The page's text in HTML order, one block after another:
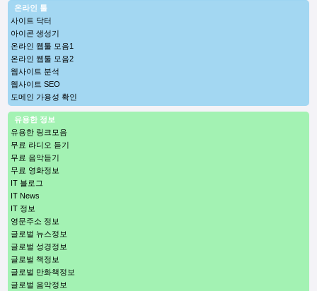
온라인 툴
사이트 닥터
아이콘 생성기
온라인 웹툴 모음1
온라인 웹툴 모음2
웹사이트 분석
웹사이트 SEO
도메인 가용성 확인
유용한 정보
유용한 링크모음
무료 라디오 듣기
무료 음악듣기
무료 영화정보
IT 블로그
IT News
IT 정보
영문주소 정보
글로벌 뉴스정보
글로벌 성경정보
글로벌 책정보
글로벌 만화책정보
글로벌 음악정보